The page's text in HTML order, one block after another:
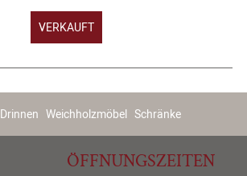
VERKAUFT
Drinnen Weichholzmöbel Schränke
ÖFFNUNGSZEITEN